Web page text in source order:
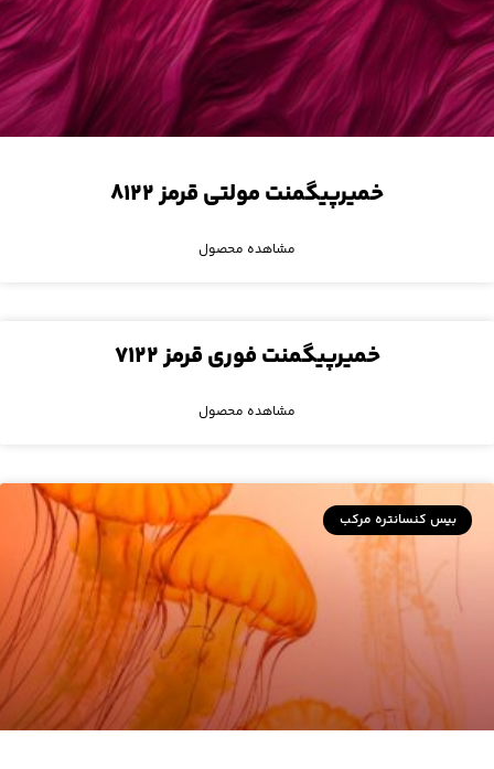
خمیرپیگمنت مولتی قرمز ۸۱۲۲
مشاهده محصول
خمیرپیگمنت فوری قرمز ۷۱۲۲
مشاهده محصول
بیس کنسانتره مرکب